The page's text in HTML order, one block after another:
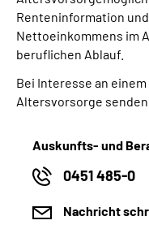
Renteninformation
Nettoeinkommens im
beruflichen Ablauf.
Bei Interesse an
Altersvorsorge
Auskunfts- und
0451 485-0
Nachricht